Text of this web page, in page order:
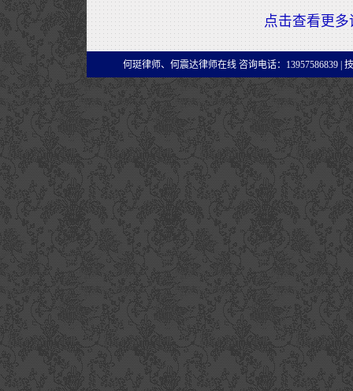
点击查看更多
何珽律师、何震达律师在线 咨询电话：13957586839 |